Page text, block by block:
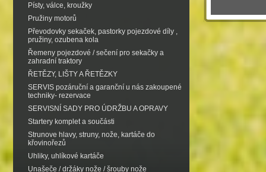
Písty, válce, kroužky
Pružiny motorů
Převodovky sekaček, pastorky pojezdové díly ,
pružiny, ozubena kola
Řemeny pojezdové / sečení pro sekačky a
zahradní traktory
ŘETĚZY, LIŠTY A ŘETĚZKY
SERVIS pozáruční a garanční u nás zakoupené
techniky- rezervace
SERVISNÍ SADY PRO ÚDRŽBU A OPRAVY
Startery komplet a součásti
Strunove hlavy, struny, nože, kartáče do
křovinořezů
Uhliky, uhlíkové kartáče
Unašeče / držáky nože / šrouby nože